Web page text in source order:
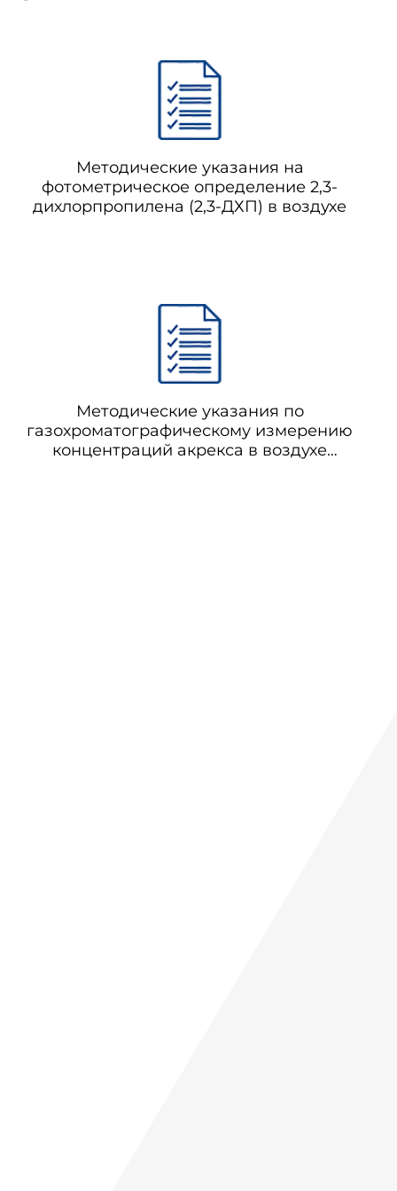
Методические указания на
фотометрическое определение 2,3-
дихлорпропилена (2,3-ДХП) в воздухе
Методические указания по
газохроматографическому измерению
концентраций акрекса в воздухе